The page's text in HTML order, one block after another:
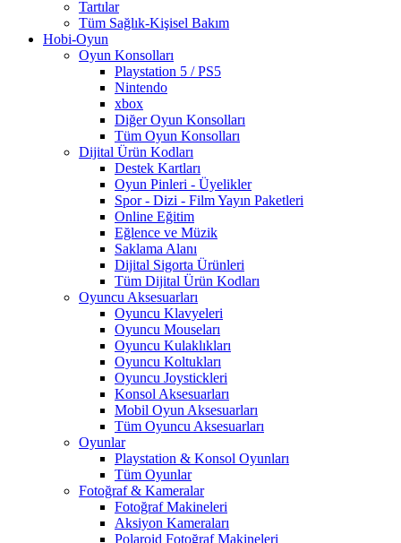
Tartılar
Tüm Sağlık-Kişisel Bakım
Hobi-Oyun
Oyun Konsolları
Playstation 5 / PS5
Nintendo
xbox
Diğer Oyun Konsolları
Tüm Oyun Konsolları
Dijital Ürün Kodları
Destek Kartları
Oyun Pinleri - Üyelikler
Spor - Dizi - Film Yayın Paketleri
Online Eğitim
Eğlence ve Müzik
Saklama Alanı
Dijital Sigorta Ürünleri
Tüm Dijital Ürün Kodları
Oyuncu Aksesuarları
Oyuncu Klavyeleri
Oyuncu Mouseları
Oyuncu Kulaklıkları
Oyuncu Koltukları
Oyuncu Joystickleri
Konsol Aksesuarları
Mobil Oyun Aksesuarları
Tüm Oyuncu Aksesuarları
Oyunlar
Playstation & Konsol Oyunları
Tüm Oyunlar
Fotoğraf & Kameralar
Fotoğraf Makineleri
Aksiyon Kameraları
Polaroid Fotoğraf Makineleri